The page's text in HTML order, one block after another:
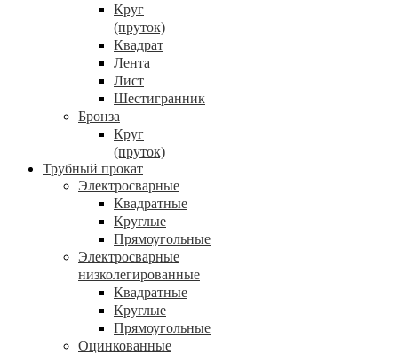
Круг
(пруток)
Квадрат
Лента
Лист
Шестигранник
Бронза
Круг
(пруток)
Трубный прокат
Электросварные
Квадратные
Круглые
Прямоугольные
Электросварные
низколегированные
Квадратные
Круглые
Прямоугольные
Оцинкованные